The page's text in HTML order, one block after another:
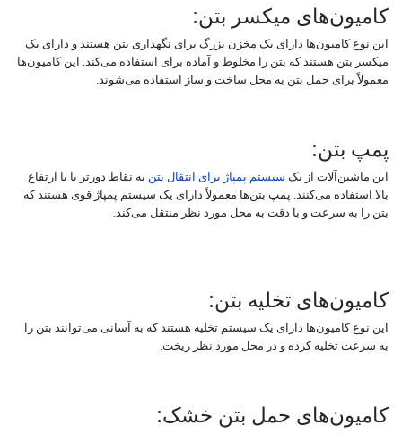
کامیون‌های میکسر بتن:
این نوع کامیون‌ها دارای یک مخزن بزرگ برای نگهداری بتن هستند و دارای یک
میکسر بتن هستند که بتن را مخلوط و آماده برای استفاده می‌کند. این کامیون‌ها
معمولاً برای حمل بتن به محل ساخت و ساز استفاده می‌شوند.
پمپ بتن:
این ماشین‌آلات از یک سیستم پمپاژ برای انتقال بتن به نقاط دورتر یا با ارتفاع
بالا استفاده می‌کنند. پمپ بتن‌ها معمولاً دارای یک سیستم پمپاژ قوی هستند که
بتن را به سرعت و با دقت به محل مورد نظر منتقل می‌کند.
کامیون‌های تخلیه بتن:
این نوع کامیون‌ها دارای یک سیستم تخلیه هستند که به آسانی می‌توانند بتن را
به سرعت تخلیه کرده و در محل مورد نظر ریخت.
کامیون‌های حمل بتن خشک: